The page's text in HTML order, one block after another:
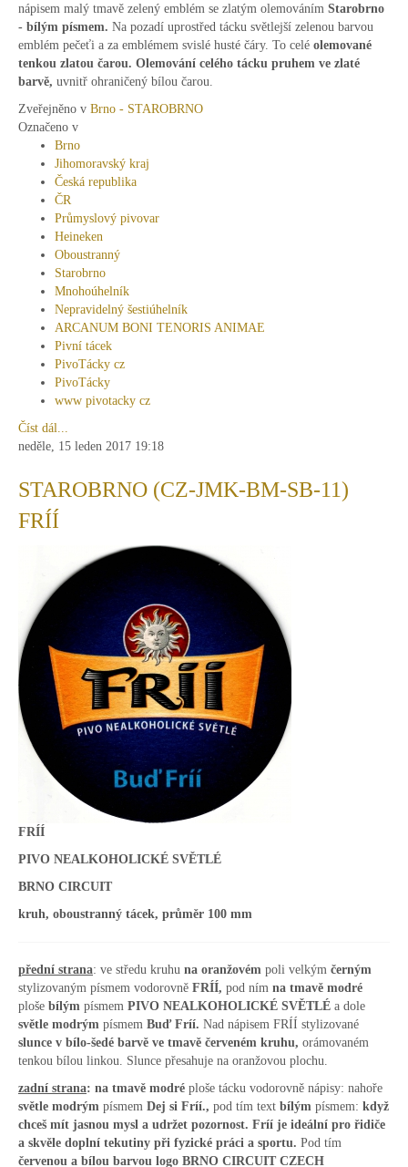
nápisem malý tmavě zelený emblém se zlatým olemováním Starobrno
- bílým písmem. Na pozadí uprostřed tácku světlejší zelenou barvou
emblém pečeťi a za emblémem svislé husté čáry. To celé olemované
tenkou zlatou čarou. Olemování celého tácku pruhem ve zlaté
barvě, uvnitř ohraničený bílou čarou.
Zveřejněno v Brno - STAROBRNO
Označeno v
Brno
Jihomoravský kraj
Česká republika
ČR
Průmyslový pivovar
Heineken
Oboustranný
Starobrno
Mnohoúhelník
Nepravidelný šestiúhelník
ARCANUM BONI TENORIS ANIMAE
Pivní tácek
PivoTácky cz
PivoTácky
www pivotacky cz
Číst dál...
neděle, 15 leden 2017 19:18
STAROBRNO (CZ-JMK-BM-SB-11)
FRÍÍ
FRÍÍ
PIVO NEALKOHOLICKÉ SVĚTLÉ
BRNO CIRCUIT
kruh, oboustranný tácek, průměr 100 mm
přední strana: ve středu kruhu na oranžovém poli velkým černým
stylizovaným písmem vodorovně FRÍÍ, pod ním na tmavě modré
ploše bílým písmem PIVO NEALKOHOLICKÉ SVĚTLÉ a dole
světle modrým písmem Buď Fríí. Nad nápisem FRÍÍ stylizované
slunce v bílo-šedé barvě ve tmavě červeném kruhu, orámovaném
tenkou bílou linkou. Slunce přesahuje na oranžovou plochu.
zadní strana: na tmavě modré ploše tácku vodorovně nápisy: nahoře
světle modrým písmem Dej si Fríí., pod tím text bílým písmem: když
chceš mít jasnou mysl a udržet pozornost. Fríí je ideální pro řidiče
a skvěle doplní tekutiny při fyzické práci a sportu. Pod tím
červenou a bílou barvou logo BRNO CIRCUIT CZECH